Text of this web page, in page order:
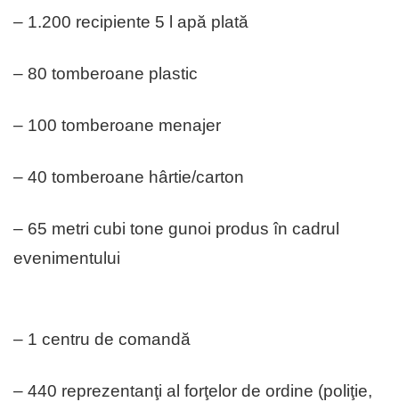
– 1.200 recipiente 5 l apă plată
– 80 tomberoane plastic
– 100 tomberoane menajer
– 40 tomberoane hârtie/carton
– 65 metri cubi tone gunoi produs în cadrul
evenimentului
– 1 centru de comandă
– 440 reprezentanţi al forţelor de ordine (poliţie,